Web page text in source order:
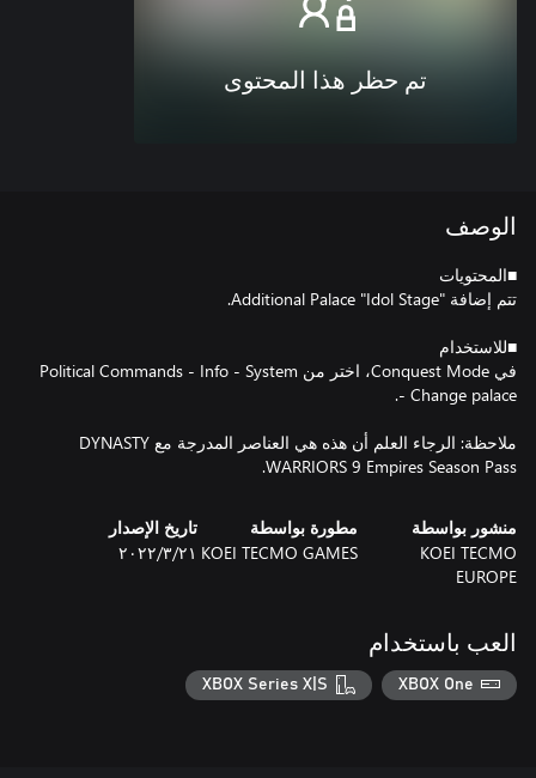
تم حظر هذا المحتوى
الوصف
في Conquest Mode، اختر من Political Commands - Info - System
ملاحظة: الرجاء العلم أن هذه هي العناصر المدرجة مع DYNASTY
WARRIORS 9 Empires Season Pass.
منشور بواسطة
KOEI TECMO
EUROPE
مطورة بواسطة
KOEI TECMO GAMES
تاريخ الإصدار
٢١‏/٣‏/٢٠٢٢
العب باستخدام
XBOX One
XBOX Series X|S